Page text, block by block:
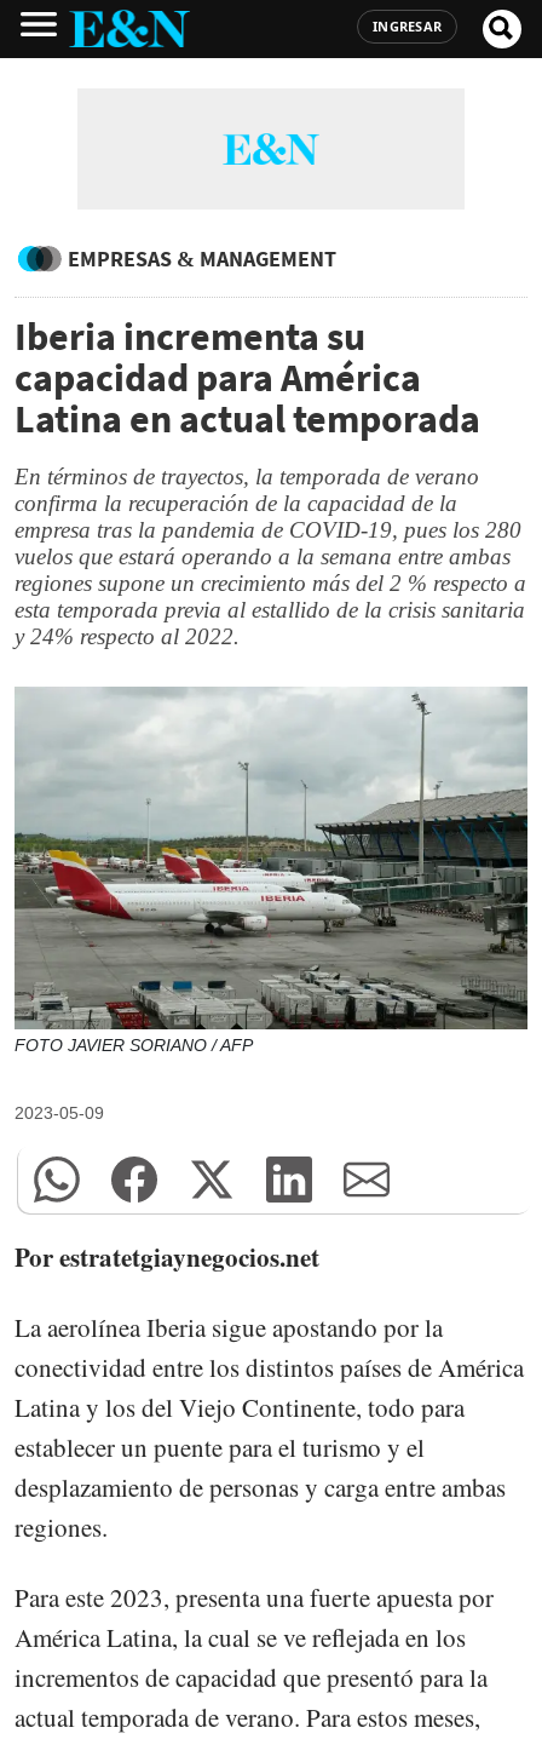
INGRESAR
EMPRESAS & MANAGEMENT
Iberia incrementa su
capacidad para América
Latina en actual temporada
En términos de trayectos, la temporada de verano
confirma la recuperación de la capacidad de la
empresa tras la pandemia de COVID-19, pues los 280
vuelos que estará operando a la semana entre ambas
regiones supone un crecimiento más del 2 % respecto a
esta temporada previa al estallido de la crisis sanitaria
y 24% respecto al 2022.
FOTO JAVIER SORIANO / AFP
2023-05-09
Por estratetgiaynegocios.net
La aerolínea Iberia sigue apostando por la
conectividad entre los distintos países de América
Latina y los del Viejo Continente, todo para
establecer un puente para el turismo y el
desplazamiento de personas y carga entre ambas
regiones.
Para este 2023, presenta una fuerte apuesta por
América Latina, la cual se ve reflejada en los
incrementos de capacidad que presentó para la
actual temporada de verano. Para estos meses,